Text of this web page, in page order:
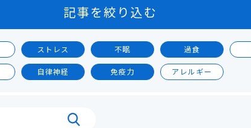
記事を絞り込む
ストレス 不眠 過食
自律神経 免疫力 アレルギー